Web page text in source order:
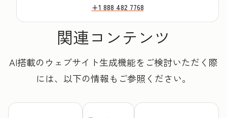
+1 888 482 7768
関連コンテンツ
AI搭載のウェブサイト生成機能をご検討いただく際
には、以下の情報もご参照ください。